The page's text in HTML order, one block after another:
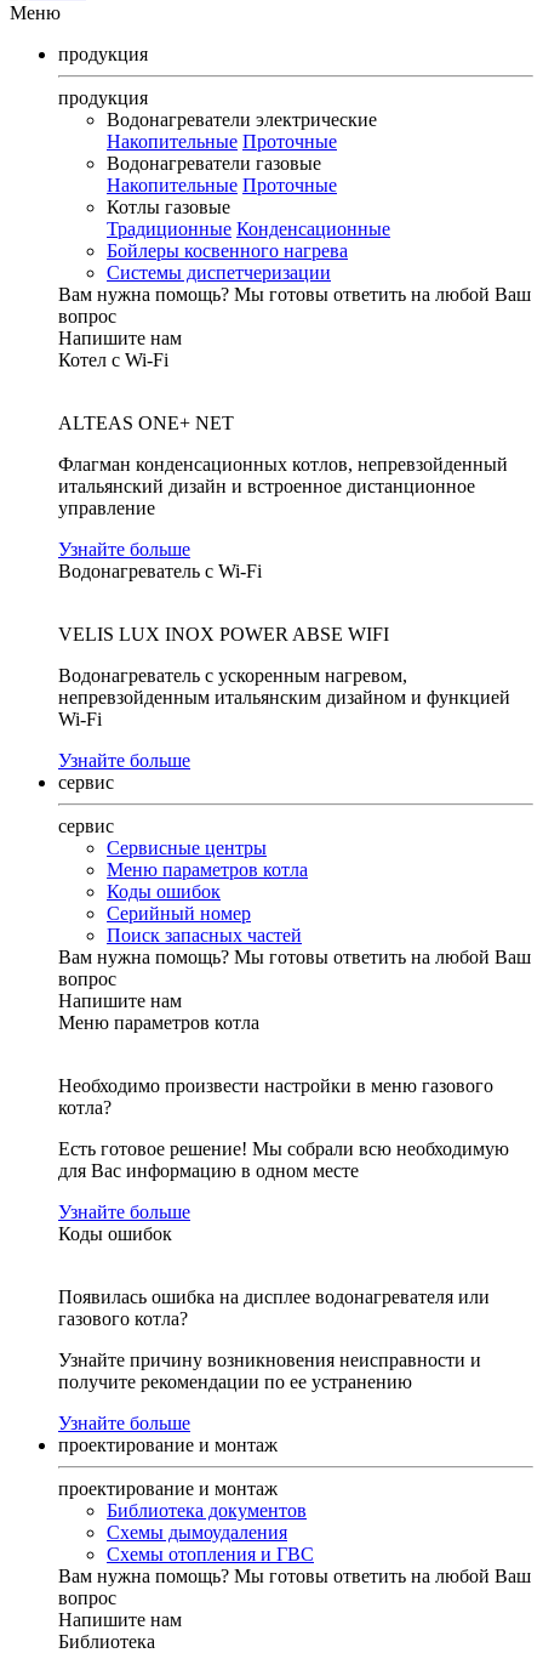
Меню
продукция
продукция
Водонагреватели электрические
Накопительные Проточные
Водонагреватели газовые
Накопительные Проточные
Котлы газовые
Традиционные Конденсационные
Бойлеры косвенного нагрева
Системы диспетчеризации
Вам нужна помощь? Мы готовы ответить на любой Ваш
вопрос
Напишите нам
Котел с Wi-Fi
ALTEAS ONE+ NET
Флагман конденсационных котлов, непревзойденный
итальянский дизайн и встроенное дистанционное
управление
Узнайте больше
Водонагреватель с Wi-Fi
VELIS LUX INOX POWER ABSE WIFI
Водонагреватель с ускоренным нагревом,
непревзойденным итальянским дизайном и функцией
Wi-Fi
Узнайте больше
сервис
сервис
Сервисные центры
Меню параметров котла
Коды ошибок
Серийный номер
Поиск запасных частей
Вам нужна помощь? Мы готовы ответить на любой Ваш
вопрос
Напишите нам
Меню параметров котла
Необходимо произвести настройки в меню газового
котла?
Есть готовое решение! Мы собрали всю необходимую
для Вас информацию в одном месте
Узнайте больше
Коды ошибок
Появилась ошибка на дисплее водонагревателя или
газового котла?
Узнайте причину возникновения неисправности и
получите рекомендации по ее устранению
Узнайте больше
проектирование и монтаж
проектирование и монтаж
Библиотека документов
Схемы дымоудаления
Схемы отопления и ГВС
Вам нужна помощь? Мы готовы ответить на любой Ваш
вопрос
Напишите нам
Библиотека